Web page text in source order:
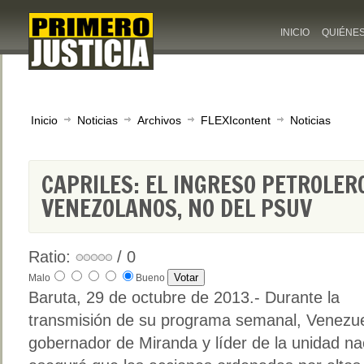
INICIO
Inicio Noticias Archivos FLEXIcontent Noticias
CAPRILES: EL INGRESO
VENEZOLANOS, NO DEL PSUV
Ratio: / 0
Malo Bueno
Baruta, 29 de octubre de 2013.- Durante la
transmisión de su programa semanal,
gobernador de Miranda y líder de la unidad